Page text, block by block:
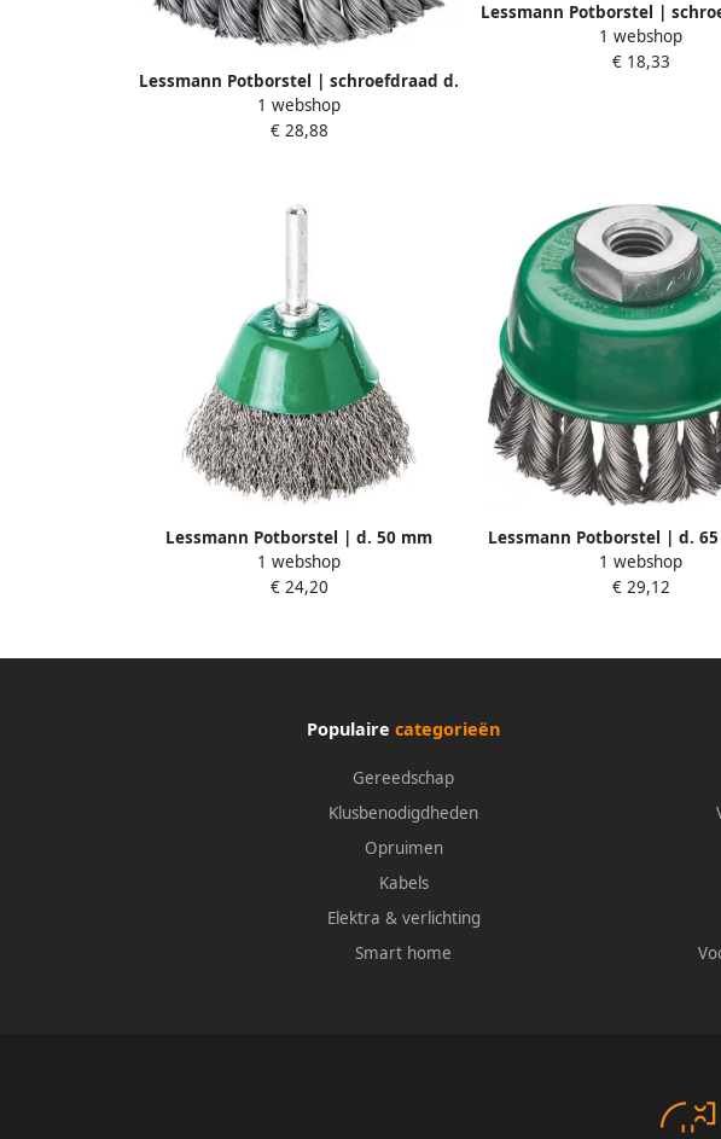
Lessmann Potborstel | schroefdraad d.
80 mm draaddikte 0 5 mm | staal |
9.000 omw min | 1 stuk 484217
1 webshop
€ 28,88
Lessmann Potborstel |
80 mm draaddikte 0 35
8.500 omw min | 1 stuk
1 webshop
€ 18,33
Lessmann Potborstel | d. 50 mm
schacht 6 mm draaddikte 0 3 mm |
RVS | 10500 min-¹ | 1 stuk 435362
1 webshop
€ 24,20
Lessmann Potborstel | d.
draaddikte 0 5 mm | RVS |
| 1 stuk 482817WZ
1 webshop
€ 29,12
Populaire categorieën
Gereedschap
Klusbenodigdheden
Opruimen
Kabels
Elektra & verlichting
Smart home